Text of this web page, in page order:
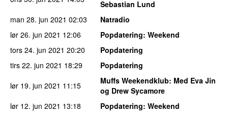
Sebastian Lund
man 28. jun 2021 02:03
Natradio
lør 26. jun 2021 12:06 Popdatering: Weekend
tors 24. jun 2021 20:20
Popdatering
tirs 22. jun 2021 18:29
Popdatering
lør 19. jun 2021 11:15 Muffs Weekendklub: Med Eva Jin
og Drew Sycamore
lør 12. jun 2021 13:18 Popdatering: Weekend